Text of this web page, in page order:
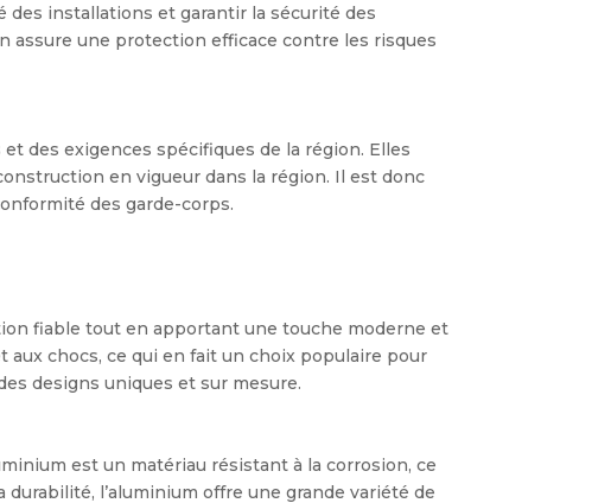
des installations et garantir la sécurité des
assure une protection efficace contre les risques
des exigences spécifiques de la région. Elles
en vigueur dans la région. Il est donc
des garde-corps.
fiable tout en apportant une touche moderne et
aux chocs, ce qui en fait un choix populaire pour
designs uniques et sur mesure.
est un matériau résistant à la corrosion, ce
l’aluminium offre une grande variété de